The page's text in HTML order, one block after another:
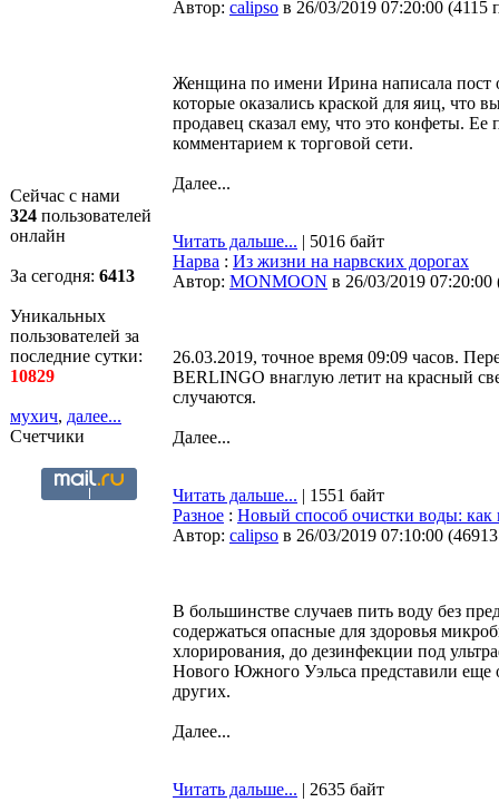
Сейчас с нами
324 пользователей
онлайн
За сегодня: 6413
Уникальных
пользователей за
последние сутки:
10829
мухич, далее...
Счетчики
Автор: calipso в 26/03/2019 07:20:00 (4115
Женщина по имени Ирина написала пост
которые оказались краской для яиц, что
продавец сказал ему, что это конфеты.
комментарием к торговой сети.
Далее...
Читать дальше... | 5016 байт
Нарва : Из жизни на нарвских дорогах
Автор: MONMOON в 26/03/2019 07:20:00
26.03.2019, точное время 09:09 часов.
BERLINGO внаглую летит на красный
случаются.
Далее...
Читать дальше... | 1551 байт
Разное : Новый способ очистки воды:
Автор: calipso в 26/03/2019 07:10:00 (
В большинстве случаев пить воду без
содержаться опасные для здоровья
хлорирования, до дезинфекции под
Нового Южного Уэльса представили еще
других.
Далее...
Читать дальше... | 2635 байт